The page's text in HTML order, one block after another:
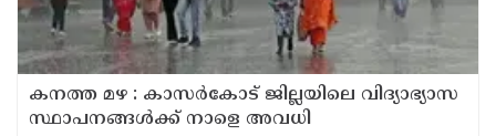
കനത്ത മഴ : കാസർകോട് ജില്ലയിലെ വിദ്യാഭ്യാസ
സ്ഥാപനങ്ങൾക്ക് നാളെ അവധി